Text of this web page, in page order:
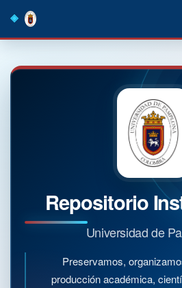
navigation
Repositorio
Universidad de
Preservamos,
producción académica,